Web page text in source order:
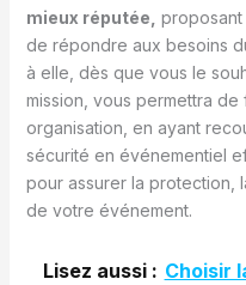
mieux réputée,
de répondre aux besoins
à elle, dès que vous le
mission, vous permettra
organisation, en ayant
sécurité en événementiel
pour assurer la protection,
de votre événement.
Lisez aussi : Choisir